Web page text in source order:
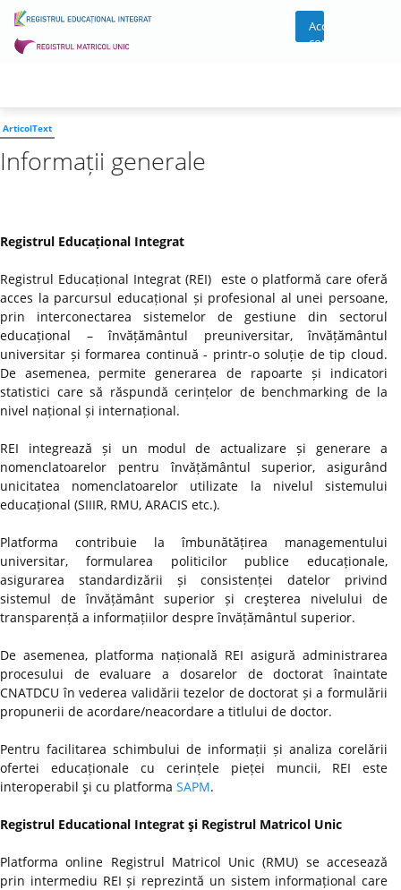
Acces
cont
ArticolText
Informații generale
Registrul Educațional Integrat
Registrul Educațional Integrat (REI) este o platformă care oferă
acces la parcursul educațional și profesional al unei persoane,
prin interconectarea sistemelor de gestiune din sectorul
educațional – învățământul preuniversitar, învățământul
universitar și formarea continuă - printr-o soluție de tip cloud.
De asemenea, permite generarea de rapoarte și indicatori
statistici care să răspundă cerințelor de benchmarking de la
nivel național și internațional.
REI integrează și un modul de actualizare și generare a
nomenclatoarelor pentru învățământul superior, asigurând
unicitatea nomenclatoarelor utilizate la nivelul sistemului
educațional (SIIIR, RMU, ARACIS etc.).
Platforma contribuie la îmbunătățirea managementului
universitar, formularea politicilor publice educaționale,
asigurarea standardizării și consistenței datelor privind
sistemul de învățământ superior și creşterea nivelului de
transparență a informațiilor despre învățământul superior.
De asemenea, platforma națională REI asigură administrarea
procesului de evaluare a dosarelor de doctorat înaintate
CNATDCU în vederea validării tezelor de doctorat și a formulării
propunerii de acordare/neacordare a titlului de doctor.
Pentru facilitarea schimbului de informații și analiza corelării
ofertei educaționale cu cerințele pieței muncii, REI este
interoperabil şi cu platforma SAPM.
Registrul Educational Integrat şi Registrul Matricol Unic
Platforma online Registrul Matricol Unic (RMU) se accesează
prin intermediu REI și reprezintă un sistem informațional care